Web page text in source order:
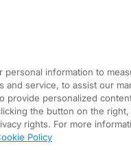
Responsabilidad social
Soporte / Portal de clientes
Empleos
personal information to
and service, to assist our
provide personalized
the button on the right,
rights. For more
Policy